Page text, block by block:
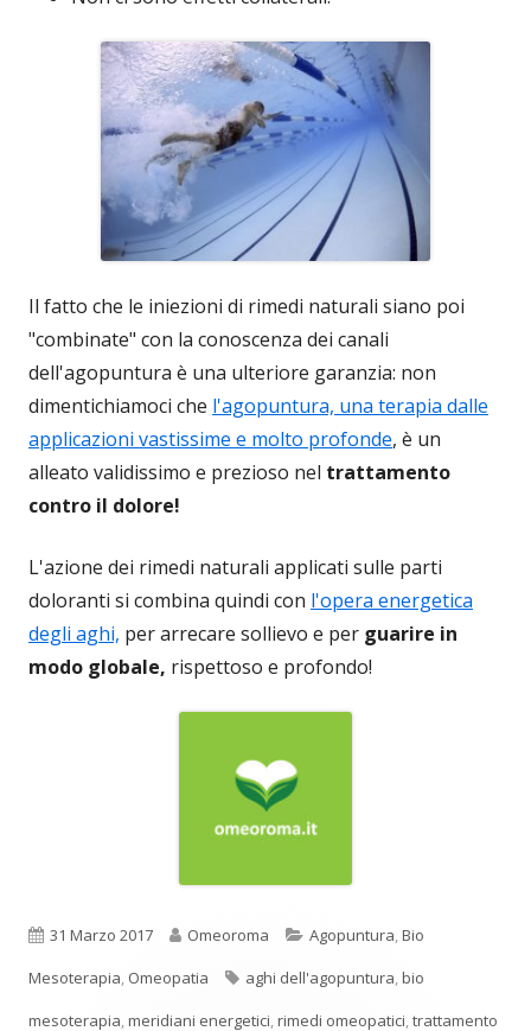
Il fatto che le iniezioni di rimedi naturali siano poi
"combinate" con la conoscenza dei canali
dell'agopuntura è una ulteriore garanzia: non
dimentichiamoci che l'agopuntura, una terapia dalle
applicazioni vastissime e molto profonde, è un
alleato validissimo e prezioso nel trattamento
contro il dolore!
L'azione dei rimedi naturali applicati sulle parti
doloranti si combina quindi con l'opera energetica
degli aghi, per arrecare sollievo e per guarire in
modo globale, rispettoso e profondo!
Pubblicato
31 Marzo 2017 Autore
Omeoroma Categorie
Agopuntura,Bio
Mesoterapia, Omeopatia Tag
aghi dell'agopuntura,bio
mesoterapia,meridiani energetici,rimedi omeopatici,trattamento